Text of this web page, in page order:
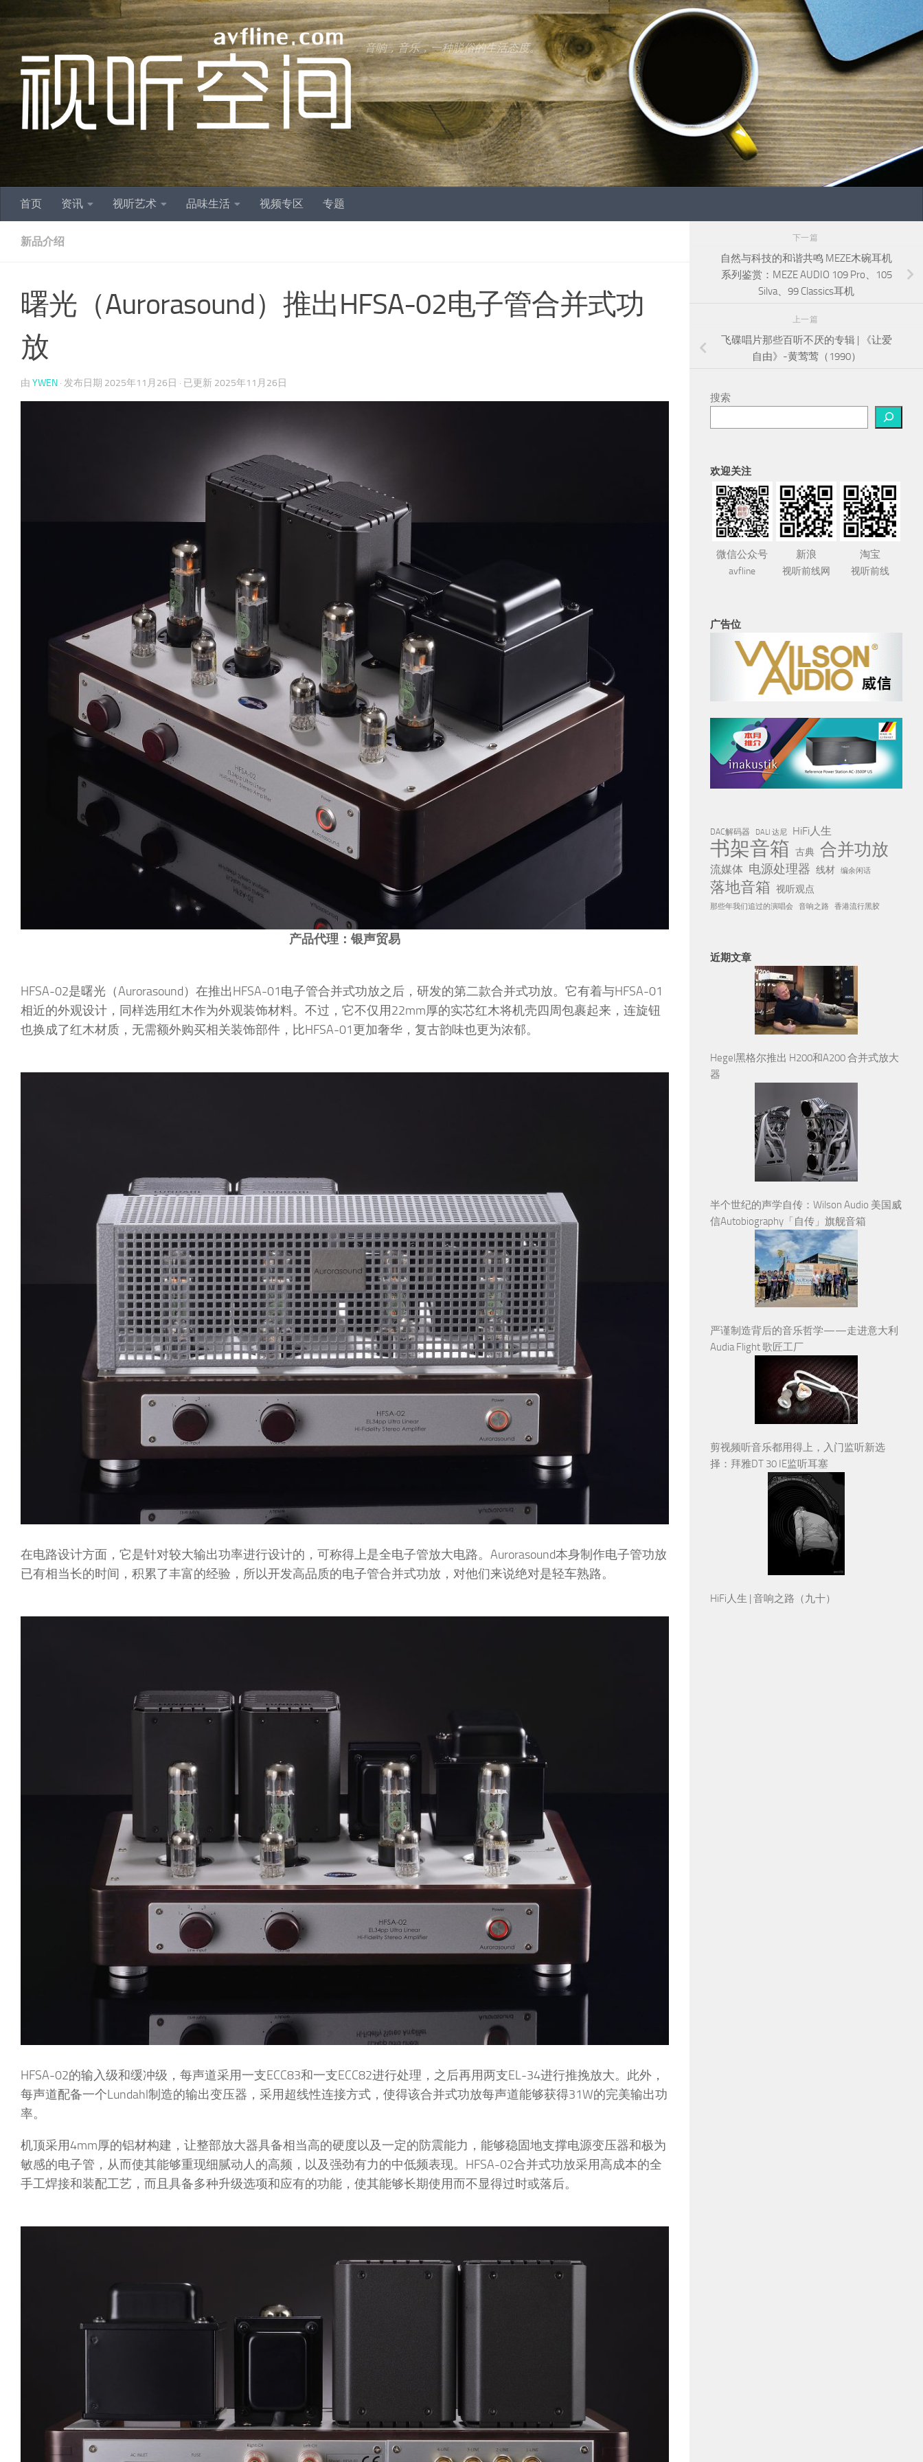
跳至内容
音响，音乐，一种脱俗的生活态度。
首页 资讯 视听艺术 品味生活 视频专区 专题
新品介绍
曙光（Aurorasound）推出HFSA-02电子管合并式功
放
由 YWEN · 发布日期 2025年11月26日 · 已更新 2025年11月26日
产品代理：银声贸易
HFSA-02是曙光（Aurorasound）在推出HFSA-01电子管合并式功放之后，研发的第二款合并式功放。它有着与HFSA-01
相近的外观设计，同样选用红木作为外观装饰材料。不过，它不仅用22mm厚的实芯红木将机壳四周包裹起来，连旋钮
也换成了红木材质，无需额外购买相关装饰部件，比HFSA-01更加奢华，复古韵味也更为浓郁。
在电路设计方面，它是针对较大输出功率进行设计的，可称得上是全电子管放大电路。Aurorasound本身制作电子管功放
已有相当长的时间，积累了丰富的经验，所以开发高品质的电子管合并式功放，对他们来说绝对是轻车熟路。
HFSA-02的输入级和缓冲级，每声道采用一支ECC83和一支ECC82进行处理，之后再用两支EL-34进行推挽放大。此外，
每声道配备一个Lundahl制造的输出变压器，采用超线性连接方式，使得该合并式功放每声道能够获得31W的完美输出功
率。
机顶采用4mm厚的铝材构建，让整部放大器具备相当高的硬度以及一定的防震能力，能够稳固地支撑电源变压器和极为
敏感的电子管，从而使其能够重现细腻动人的高频，以及强劲有力的中低频表现。HFSA-02合并式功放采用高成本的全
手工焊接和装配工艺，而且具备多种升级选项和应有的功能，使其能够长期使用而不显得过时或落后。
下一篇
自然与科技的和谐共鸣 MEZE木碗耳机
系列鉴赏：MEZE AUDIO 109 Pro、105
Silva、99 Classics耳机
上一篇
飞碟唱片那些百听不厌的专辑 | 《让爱
自由》-黄莺莺（1990）
搜索
欢迎关注
微信公众号
avfline
新浪
视听前线网
淘宝
视听前线
广告位
DAC解码器 DALI 达尼 HiFi人生
书架音箱 古典 合并功放
流媒体 电源处理器 线材 编余闲话
落地音箱 视听观点
那些年我们追过的演唱会 音响之路 香港流行黑胶
近期文章
Hegel黑格尔推出 H200和A200 合并式放大
器
半个世纪的声学自传：Wilson Audio 美国威
信Autobiography「自传」旗舰音箱
严谨制造背后的音乐哲学——走进意大利
Audia Flight 歌匠工厂
剪视频听音乐都用得上，入门监听新选
择：拜雅DT 30 IE监听耳塞
HiFi人生 | 音响之路（九十）